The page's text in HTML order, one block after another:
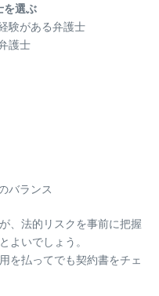
を選ぶ
験がある弁護士
護士
バランス
、法的リスクを事前に把握
よいでしょう。
を払ってでも契約書をチェ